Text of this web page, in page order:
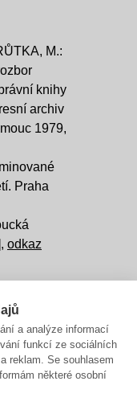
M.:
knihy
archiv
1979,
Praha
odkaz
a analýze informací
funkcí ze sociálních
reklam. Se souhlasem
některé osobní